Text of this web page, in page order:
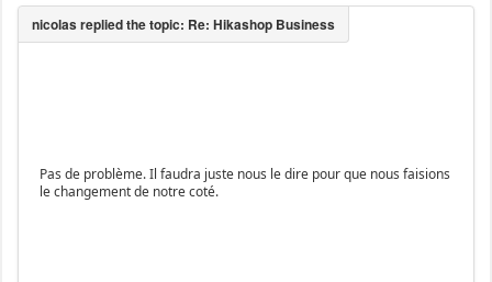
Pas de problème. Il faudra juste nous le dire pour que nous faisions
le changement de notre coté.